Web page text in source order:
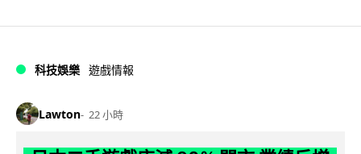
科技娛樂 遊戲情報
Lawton 22 小時